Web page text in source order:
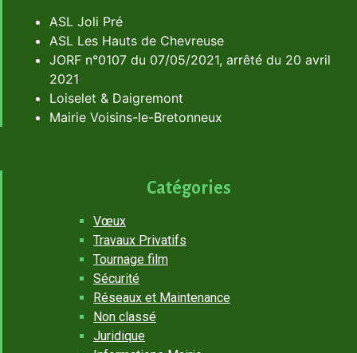
ASL Joli Pré
ASL Les Hauts de Chevreuse
JORF n°0107 du 07/05/2021, arrêté du 20 avril
2021
Loiselet & Daigremont
Mairie Voisins-le-Bretonneux
Catégories
Vœux
Travaux Privatifs
Tournage film
Sécurité
Réseaux et Maintenance
Non classé
Juridique